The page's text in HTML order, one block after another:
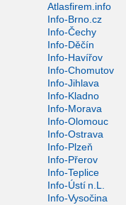
Atlasfirem.info
Info-Brno.cz
Info-Čechy
Info-Děčín
Info-Havířov
Info-Chomutov
Info-Jihlava
Info-Kladno
Info-Morava
Info-Olomouc
Info-Ostrava
Info-Plzeň
Info-Přerov
Info-Teplice
Info-Ústí n.L.
Info-Vysočina